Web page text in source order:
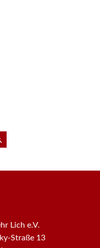
Lich e.V.
Straße 13